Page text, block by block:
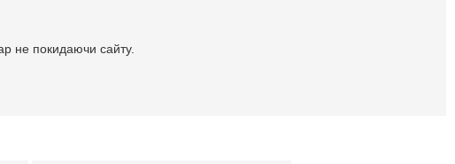
не покидаючи сайту.